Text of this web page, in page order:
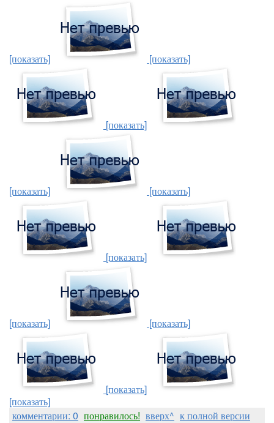
[показать] [показать]
[показать]
[показать] [показать]
[показать]
[показать] [показать]
[показать]
[показать]
комментарии: 0 понравилось! вверх^ к полной версии